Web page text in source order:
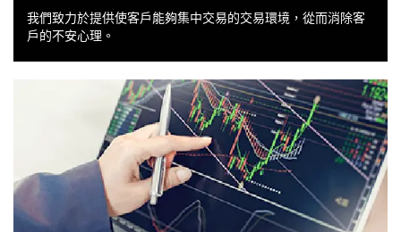
我們致力於提供使客戶能夠集中交易的交易環境，從而消除客
戶的不安心理。